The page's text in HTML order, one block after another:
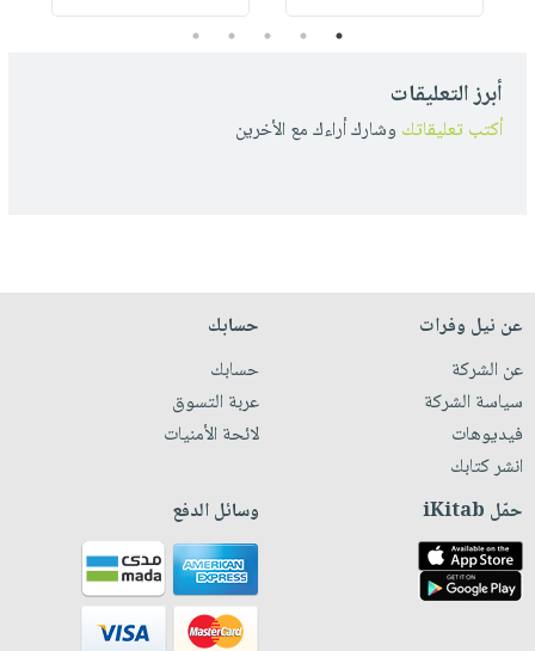
1
2
3
4
5
أبرز التعليقات
أكتب تعليقاتك وشارك أراءك مع الأخرين
عن نيل وفرات
عن الشركة
سياسة الشركة
فيديوهات
انشر كتابك
حسابك
حسابك
عربة التسوق
لائحة الأمنيات
حمّل iKitab وسائل الدفع